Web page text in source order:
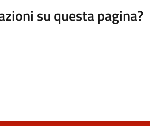
su questa pagina?